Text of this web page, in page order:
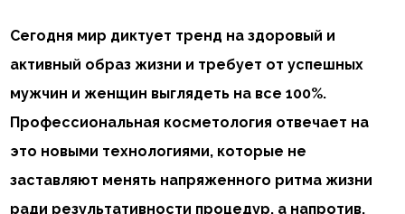
Сегодня мир диктует тренд на здоровый и
активный образ жизни и требует от успешных
мужчин и женщин выглядеть на все 100%.
Профессиональная косметология отвечает на
это новыми технологиями, которые не
заставляют менять напряженного ритма жизни
ради результативности процедур, а напротив,